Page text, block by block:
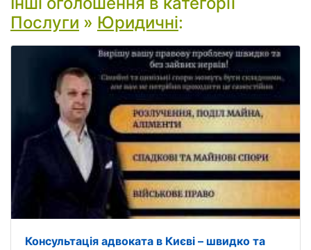
Послуги » Юридичні:
Консультація адвоката в Києві – швидко та